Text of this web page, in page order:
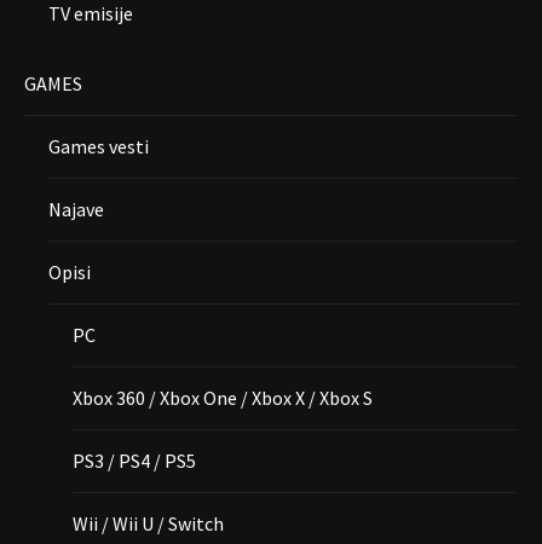
TV emisije
GAMES
Games vesti
Najave
Opisi
PC
Xbox 360 / Xbox One / Xbox X / Xbox S
PS3 / PS4 / PS5
Wii / Wii U / Switch